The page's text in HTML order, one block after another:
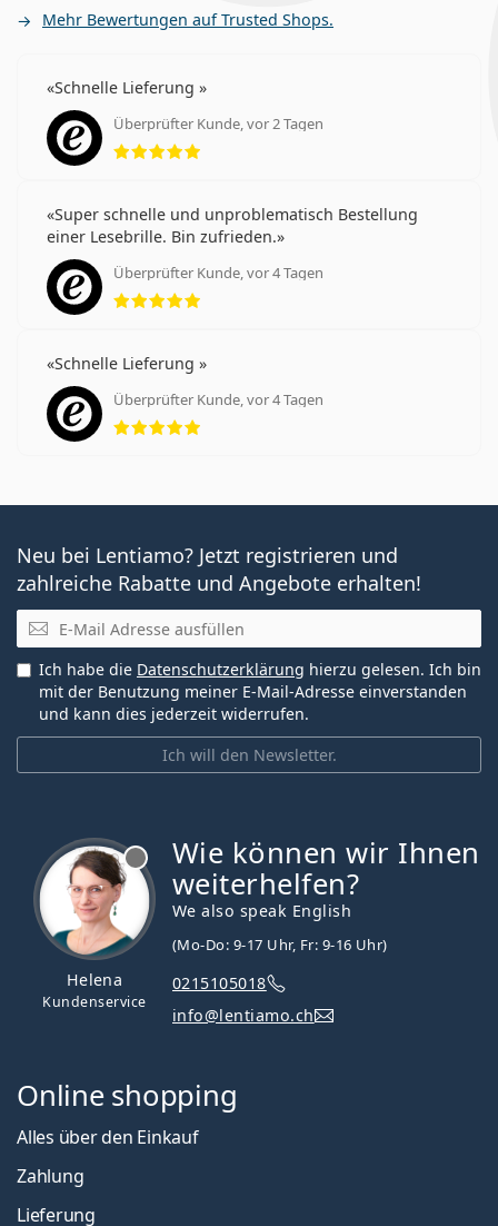
Mehr Bewertungen auf Trusted Shops.
Schnelle Lieferung
Überprüfter Kunde, vor 2 Tagen
Bewertung 5 aus 5
Super schnelle und unproblematisch Bestellung
einer Lesebrille. Bin zufrieden.
Überprüfter Kunde, vor 4 Tagen
Bewertung 5 aus 5
Schnelle Lieferung
Überprüfter Kunde, vor 4 Tagen
Bewertung 5 aus 5
Neu bei Lentiamo? Jetzt registrieren und
zahlreiche Rabatte und Angebote erhalten!
E-Mail
Ich will den Newsletter.
Ich habe die Datenschutzerklärung hierzu gelesen. Ich bin
mit der Benutzung meiner E-Mail-Adresse einverstanden
und kann dies jederzeit widerrufen.
Helena
Kundenservice
Wie können wir Ihnen
weiterhelfen?
We also speak English
(Mo-Do: 9-17 Uhr, Fr: 9-16 Uhr)
0215105018
info@lentiamo.ch
Online shopping
Alles über den Einkauf
Zahlung
Lieferung